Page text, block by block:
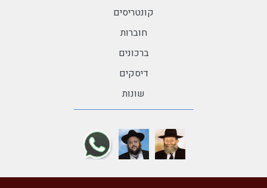
קונטריסים
חוברות
ברכונים
דיסקים
שונות